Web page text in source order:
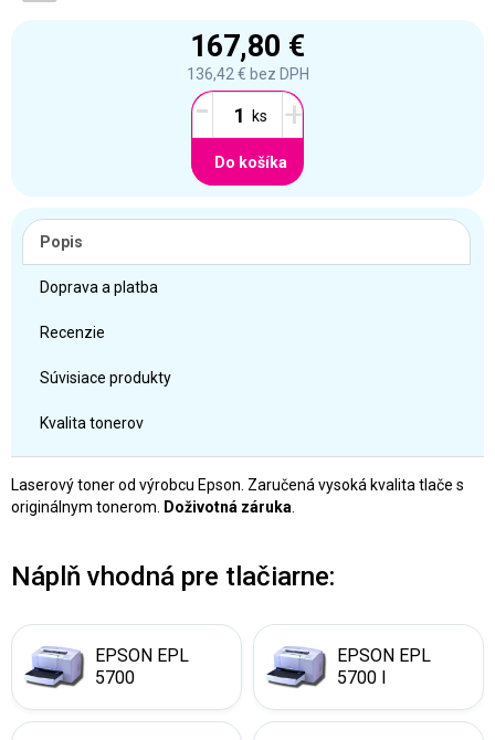
167,80 €
136,42 € bez DPH
- +
Do košíka
Popis
Doprava a platba
Recenzie
Súvisiace produkty
Kvalita tonerov
Laserový toner od výrobcu Epson. Zaručená vysoká kvalita tlače s
originálnym tonerom.
Doživotná záruka
Náplň vhodná pre tlačiarne:
EPSON EPL
5700
EPSON EPL
5700 I